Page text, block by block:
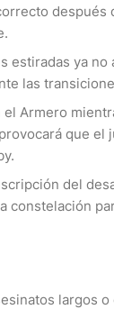
después
estiradas ya no
las
Armero
que el
del
constelación
largos